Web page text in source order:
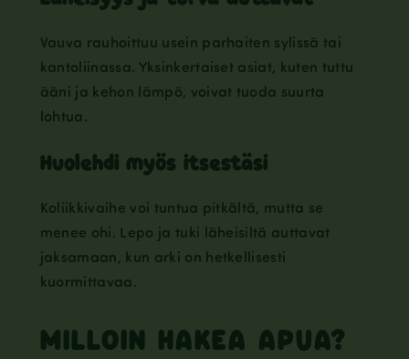
Vauva rauhoittuu usein parhaiten sylissä tai
kantoliinassa. Yksinkertaiset asiat, kuten tuttu
ääni ja kehon lämpö, voivat tuoda suurta
lohtua.
Huolehdi myös itsestäsi
Koliikkivaihe voi tuntua pitkältä, mutta se
menee ohi. Lepo ja tuki läheisiltä auttavat
jaksamaan, kun arki on hetkellisesti
kuormittavaa.
MILLOIN HAKEA APUA?